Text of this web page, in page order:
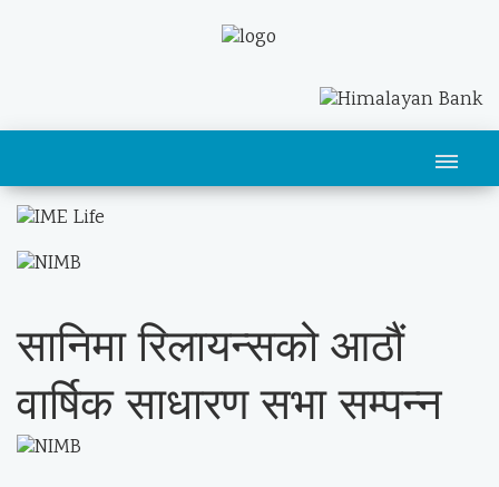
सानिमा रिलायन्सको आठौं
वार्षिक साधारण सभा सम्पन्न